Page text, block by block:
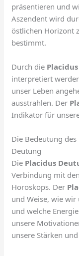
präsentieren und
Aszendent wird
östlichen Horizont
bestimmt.
Durch die
interpretiert
unser Leben
ausstrahlen. Der
Indikator für
Die Bedeutung
Deutung
Die Placidus
Verbindung mit
Horoskops. Der
und Weise, wie
und welche
unsere
unsere Stärken